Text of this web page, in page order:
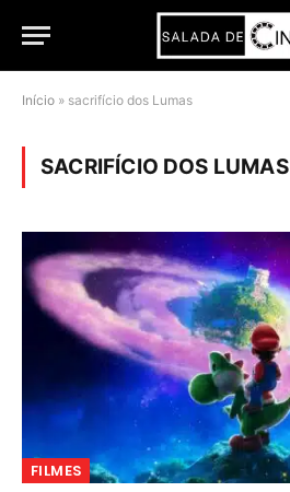
Início » sacrifício dos Lumas
SACRIFÍCIO DOS LUMAS
FILMES